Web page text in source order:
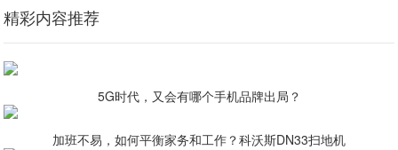
精彩内容推荐
5G时代，又会有哪个手机品牌出局？
加班不易，如何平衡家务和工作？科沃斯DN33扫地机